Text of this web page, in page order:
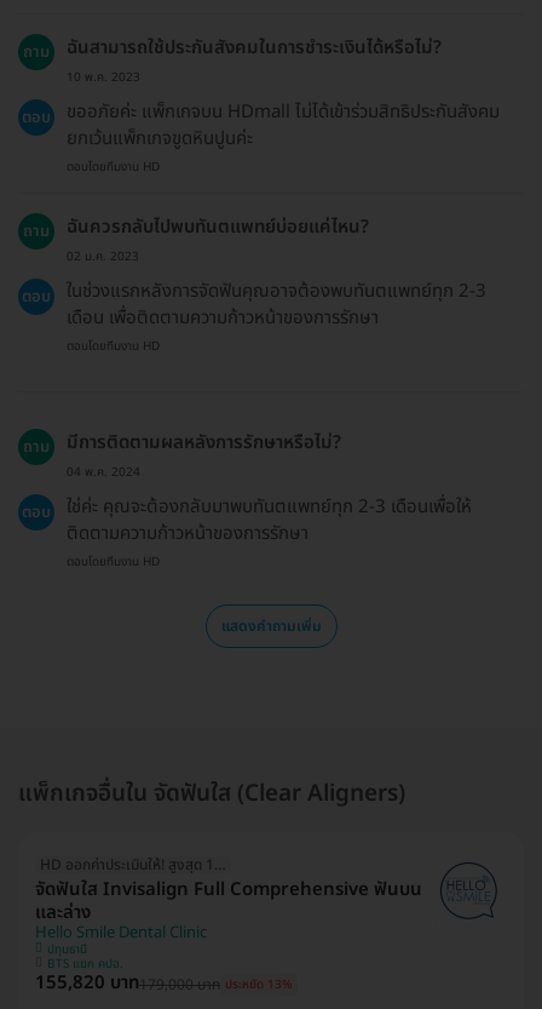
ถาม ฉันสามารถใช้ประกันสังคมในการชำระเงินได้หรือไม่?
10 พ.ค. 2023
ตอบ
ขออภัยค่ะ แพ็กเกจบน HDmall ไม่ได้เข้าร่วมสิทธิประกันสังคม
ยกเว้นแพ็กเกจขูดหินปูนค่ะ
ตอบโดยทีมงาน HD
ถาม ฉันควรกลับไปพบทันตแพทย์บ่อยแค่ไหน?
02 ม.ค. 2023
ตอบ
ในช่วงแรกหลังการจัดฟันคุณอาจต้องพบทันตแพทย์ทุก 2-3
เดือน เพื่อติดตามความก้าวหน้าของการรักษา
ตอบโดยทีมงาน HD
ถาม มีการติดตามผลหลังการรักษาหรือไม่?
04 พ.ค. 2024
ตอบ
ใช่ค่ะ คุณจะต้องกลับมาพบทันตแพทย์ทุก 2-3 เดือนเพื่อให้
ติดตามความก้าวหน้าของการรักษา
ตอบโดยทีมงาน HD
แสดงคำถามเพิ่ม
แพ็กเกจอื่นใน จัดฟันใส (Clear Aligners)
HD ออกค่าประเมินให้! สูงสุด 1500 บ.
จัดฟันใส Invisalign Full Comprehensive ฟันบน
และล่าง
Hello Smile Dental Clinic
ปทุมธานี
BTS แยก คปอ.
155,820 บาท179,000 บาท ประหยัด 13%